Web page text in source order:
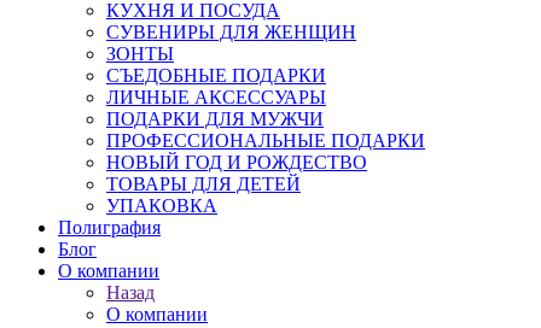
КУХНЯ И ПОСУДА
СУВЕНИРЫ ДЛЯ ЖЕНЩИН
ЗОНТЫ
СЪЕДОБНЫЕ ПОДАРКИ
ЛИЧНЫЕ АКСЕССУАРЫ
ПОДАРКИ ДЛЯ МУЖЧИ
ПРОФЕССИОНАЛЬНЫЕ ПОДАРКИ
НОВЫЙ ГОД И РОЖДЕСТВО
ТОВАРЫ ДЛЯ ДЕТЕЙ
УПАКОВКА
Полиграфия
Блог
О компании
Назад
О компании